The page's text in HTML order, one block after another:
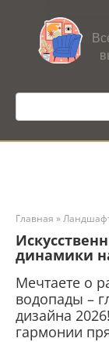
контенту
Поиск:
Главная »
динамики
Мечтаете о
водопады –
дизайна
гармонии